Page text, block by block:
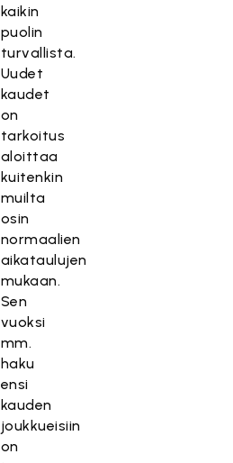
kaikin
puolin
turvallista.
Uudet
kaudet
on
tarkoitus
aloittaa
kuitenkin
muilta
osin
normaalien
aikataulujen
mukaan.
Sen
vuoksi
mm.
haku
ensi
kauden
joukkueisiin
on